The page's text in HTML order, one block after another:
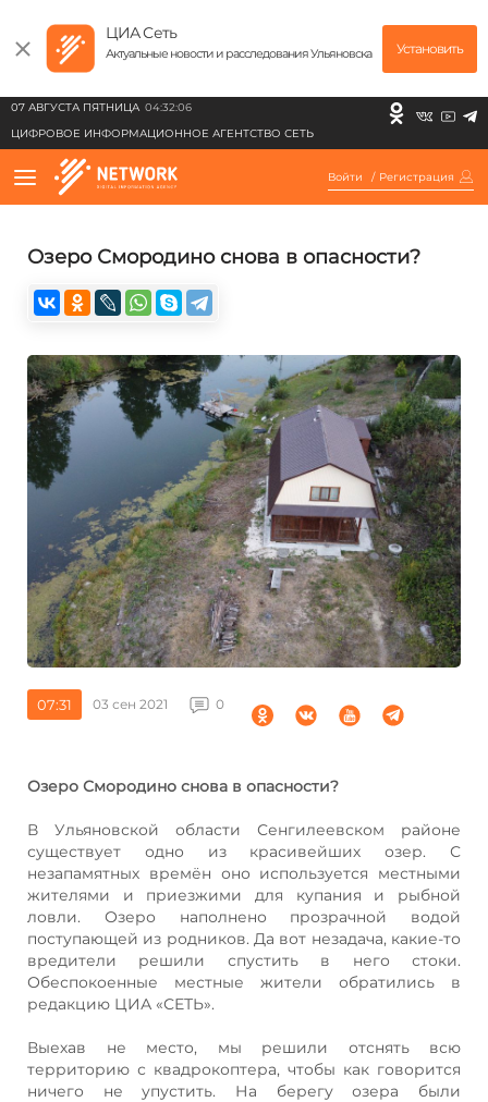
ЦИА Сеть
Актуальные новости и расследования Ульяновска Установить
07 АВГУСТА ПЯТНИЦА 04:32:06
ЦИФРОВОЕ ИНФОРМАЦИОННОЕ АГЕНТСТВО СЕТЬ
Войти / Регистрация
Озеро Смородино снова в опасности?
07:31 03 сен 2021 0
Озеро Смородино снова в опасности?
В Ульяновской области Сенгилеевском районе
существует одно из красивейших озер. С
незапамятных времён оно используется местными
жителями и приезжими для купания и рыбной
ловли. Озеро наполнено прозрачной водой
поступающей из родников. Да вот незадача, какие-то
вредители решили спустить в него стоки.
Обеспокоенные местные жители обратились в
редакцию ЦИА «СЕТЬ».
Выехав не место, мы решили отснять всю
территорию с квадрокоптера, чтобы как говорится
ничего не упустить. На берегу озера были